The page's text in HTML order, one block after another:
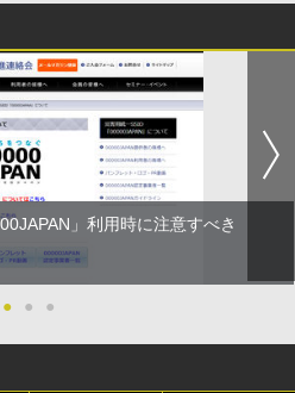
」利用時に注意すべき
● ● ●